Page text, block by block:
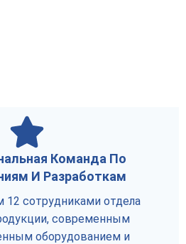
Команда По
И Разработкам
12 сотрудниками отдела
современным
оборудованием и